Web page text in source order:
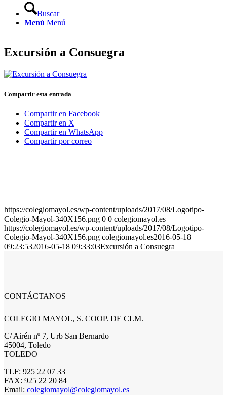
Buscar
Menú Menú
Excursión a Consuegra
Compartir esta entrada
Compartir en Facebook
Compartir en X
Compartir en WhatsApp
Compartir por correo
https://colegiomayol.es/wp-content/uploads/2017/08/Logotipo-
Colegio-Mayol-340X156.png 0 0 colegiomayol.es
https://colegiomayol.es/wp-content/uploads/2017/08/Logotipo-
Colegio-Mayol-340X156.png colegiomayol.es2016-05-18
09:23:532016-05-18 09:33:03Excursión a Consuegra
CONTÁCTANOS
COLEGIO MAYOL, S. COOP. DE CLM.
C/ Airén nº 7, Urb San Bernardo
45004, Toledo
TOLEDO
TLF: 925 22 07 33
FAX: 925 22 20 84
Email: colegiomayol@colegiomayol.es